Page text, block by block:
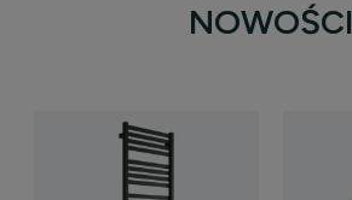
NOWOŚCI